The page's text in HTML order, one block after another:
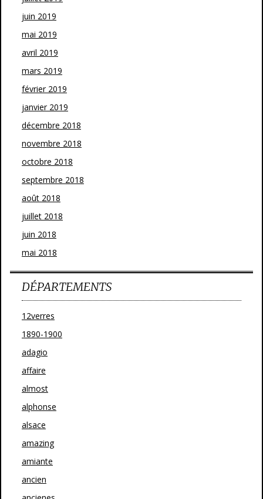
juin 2019
mai 2019
avril 2019
mars 2019
février 2019
janvier 2019
décembre 2018
novembre 2018
octobre 2018
septembre 2018
août 2018
juillet 2018
juin 2018
mai 2018
DÉPARTEMENTS
12verres
1890-1900
adagio
affaire
almost
alphonse
alsace
amazing
amiante
ancien